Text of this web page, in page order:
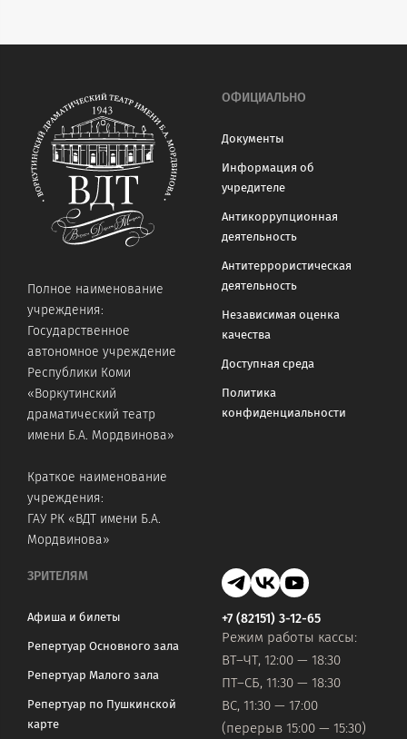
Полное наименование
учреждения:
Государственное
автономное учреждение
Республики Коми
«Воркутинский
драматический театр
имени Б.А. Мордвинова»
Краткое наименование
учреждения:
ГАУ РК «ВДТ имени Б.А.
Мордвинова»
ОФИЦИАЛЬНО
Документы
Информация об
учредителе
Антикоррупционная
деятельность
Антитеррористическая
деятельность
Независимая оценка
качества
Доступная среда
Политика
конфиденциальности
ЗРИТЕЛЯМ
Афиша и билеты
Репертуар Основного зала
Репертуар Малого зала
Репертуар по Пушкинской
карте
+7 (82151) 3-12-65
Режим работы кассы:
ВТ–ЧТ, 12:00 — 18:30
ПТ–СБ, 11:30 — 18:30
ВС, 11:30 — 17:00
(перерыв 15:00 — 15:30)